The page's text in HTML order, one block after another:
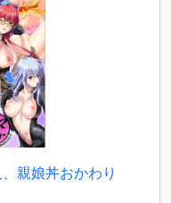
親娘丼おかわり